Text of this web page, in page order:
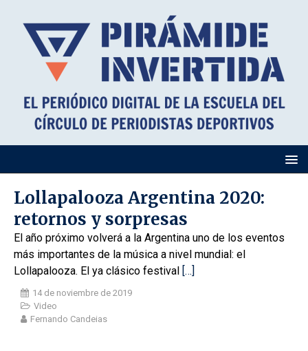
Lollapalooza Argentina 2020:
retornos y sorpresas
El año próximo volverá a la Argentina uno de los eventos
más importantes de la música a nivel mundial: el
Lollapalooza. El ya clásico festival […]
14 de noviembre de 2019
Video
Fernando Candeias